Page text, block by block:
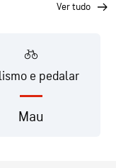
ver tudo
e pedalar
Mau